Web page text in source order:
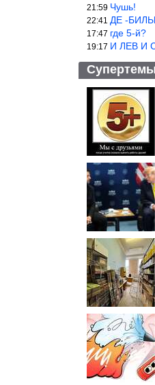
21:59 Чушь!
22:41 ДЕ -БИЛЫ.
17:47 где 5-й?
19:17 И ЛЕВ И
Супертемы